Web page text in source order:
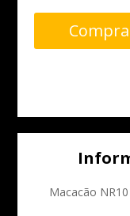
Macacão